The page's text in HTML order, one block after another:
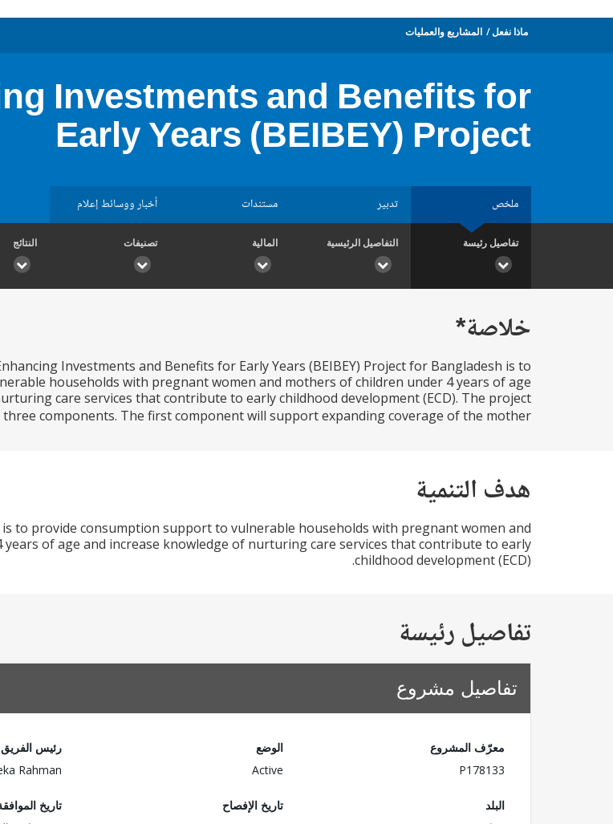
ماذا نفعل المشاريع والعمليات
Investments and Benefits for
Early Years (BEIBEY) Project
ملخص تدبير مستندات أخبار ووسائط إعلام
تفاصيل رئيسة التفاصيل الرئيسية المالية تصنيفات النتائج
خلاصة*
Investments and Benefits for Early Years (BEIBEY) Project for Bangladesh is to
households with pregnant women and mothers of children under 4 years of age
care services that contribute to early childhood development (ECD). The project
components. The first component will support expanding coverage of the mother...
هدف التنمية
to provide consumption support to vulnerable households with pregnant women and
of age and increase knowledge of nurturing care services that contribute to early
childhood development (ECD).
تفاصيل رئيسة
تفاصيل مشروع
معرّف المشروع
P178133
الوضع
Active
رئيس الفريق
Rahman
البلد
تاريخ الإفصاح
تاريخ